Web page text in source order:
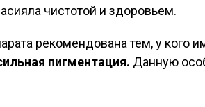
чистотой и здоровьем.
рекомендована тем, у кого
пигментация. Данную